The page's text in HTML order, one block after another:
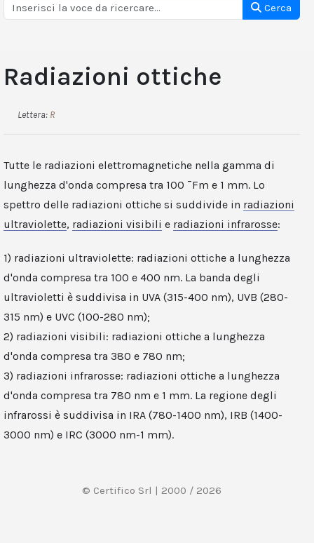
Cerca
Radiazioni ottiche
Lettera: R
Tutte le radiazioni elettromagnetiche nella gamma di
lunghezza d'onda compresa tra 100 ¯Fm e 1 mm. Lo
spettro delle radiazioni ottiche si suddivide in radiazioni
ultraviolette, radiazioni visibili e radiazioni infrarosse:
1) radiazioni ultraviolette: radiazioni ottiche a lunghezza
d'onda compresa tra 100 e 400 nm. La banda degli
ultravioletti è suddivisa in UVA (315-400 nm), UVB (280-
315 nm) e UVC (100-280 nm);
2) radiazioni visibili: radiazioni ottiche a lunghezza
d'onda compresa tra 380 e 780 nm;
3) radiazioni infrarosse: radiazioni ottiche a lunghezza
d'onda compresa tra 780 nm e 1 mm. La regione degli
infrarossi è suddivisa in IRA (780-1400 nm), IRB (1400-
3000 nm) e IRC (3000 nm-1 mm).
© Certifico Srl | 2000 / 2026